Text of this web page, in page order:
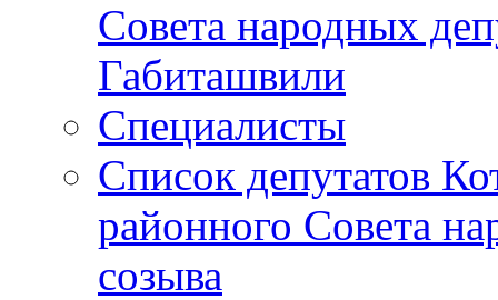
Совета народных
Габиташвили
Специалисты
Список депутатов
районного Совета
созыва